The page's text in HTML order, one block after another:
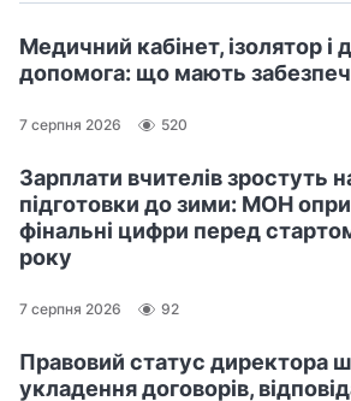
Медичний кабінет, ізолятор і
допомога: що мають
7 серпня 2026 520
Зарплати вчителів зростуть
підготовки до зими: МОН
фінальні цифри перед
року
7 серпня 2026 92
Правовий статус директора
укладення договорів,